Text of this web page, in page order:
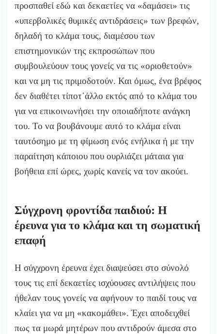
προσπαθεί εδώ και δεκαετίες να «δαμάσει» τις
«υπερβολικές θυμικές αντιδράσεις» των βρεφών,
δηλαδή το κλάμα τους, διαμέσου των
επιστημονικών της εκπροσώπων που
συμβουλεύουν τους γονείς να τις «οριοθετούν»
και να μη τις πριμοδοτούν. Και όμως, ένα βρέφος
δεν διαθέτει τίποτ΄άλλο εκτός από το κλάμα του
για να επικοινωνήσει την οποιαδήποτε ανάγκη
του. Το να βουβάνουμε αυτό το κλάμα είναι
ταυτόσημο με τη φίμωση ενός ενήλικα ή με την
παραίτηση κάποιου που ουρλιάζει μάταια για
βοήθεια επί ώρες, χωρίς κανείς να τον ακούει.
Σύγχρονη φροντίδα παιδιού: Η
έρευνα για το κλάμα και τη σωματική
επαφή
Η σύγχρονη έρευνα έχει διαψεύσει στο σύνολό
τους τις επί δεκαετίες ισχύουσες αντιλήψεις που
ήθελαν τους γονείς να αφήνουν το παιδί τους να
κλαίει για να μη «κακομάθει». Έχει αποδειχθεί
πως τα μωρά μητέρων που αντιδρούν άμεσα στο